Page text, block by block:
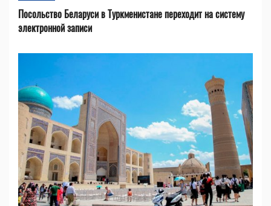
Посольство Беларуси в Туркменистане переходит на систему
электронной записи